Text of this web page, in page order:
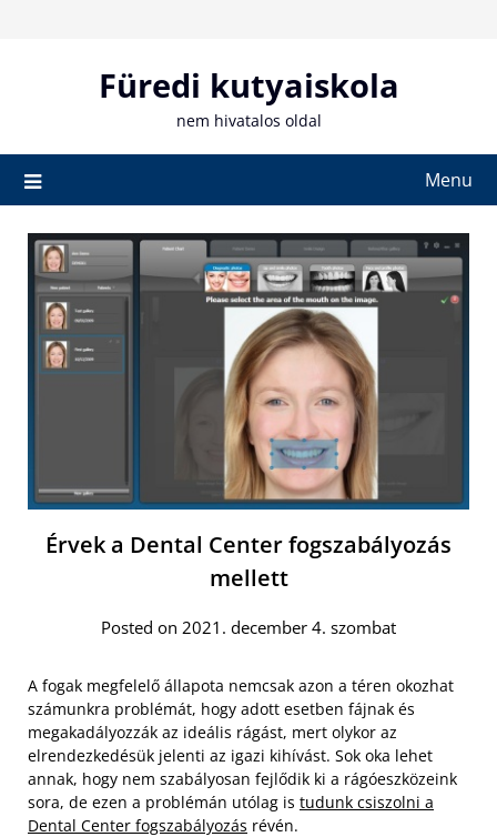
Füredi kutyaiskola
nem hivatalos oldal
Menu
Érvek a Dental Center fogszabályozás
mellett
Posted on 2021. december 4. szombat
A fogak megfelelő állapota nemcsak azon a téren okozhat
számunkra problémát, hogy adott esetben fájnak és
megakadályozzák az ideális rágást, mert olykor az
elrendezkedésük jelenti az igazi kihívást. Sok oka lehet
annak, hogy nem szabályosan fejlődik ki a rágóeszközeink
sora, de ezen a problémán utólag is tudunk csiszolni a
Dental Center fogszabályozás révén.